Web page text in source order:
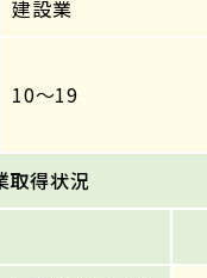
建設業
10～19
取得状況